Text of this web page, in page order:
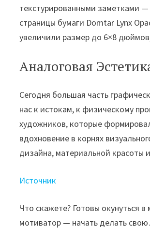
текстурированными заметками
страницы бумаги Domtar Lynx
увеличили размер до 6×8
Аналоговая
Сегодня большая часть
нас к истокам, к физическому
художников, которые
вдохновение в корнях
дизайна, материальной красоты
Источник
Что скажете? Готовы окунуться
мотиватор — начать делать